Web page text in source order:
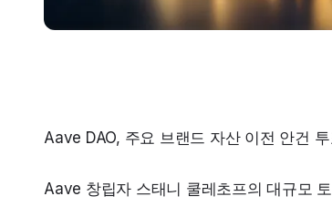
Aave DAO, 주요 브랜드 자산 이전 안건 투
Aave 창립자 스태니 쿨레초프의 대규모